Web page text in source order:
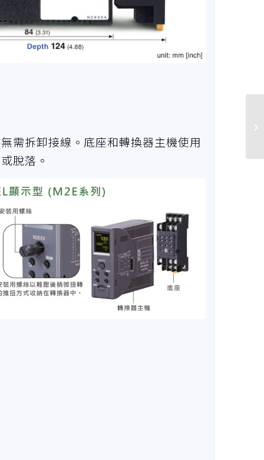
需拆卸接線。底座和轉換器主機使用
脫落。